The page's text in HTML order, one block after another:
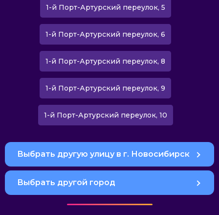
1-й Порт-Артурский переулок, 5
1-й Порт-Артурский переулок, 6
1-й Порт-Артурский переулок, 8
1-й Порт-Артурский переулок, 9
1-й Порт-Артурский переулок, 10
Выбрать другую улицу в г. Новосибирск
Выбрать другой город